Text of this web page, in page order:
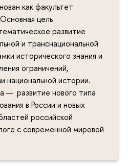
как факультет
цель
развитие
и транснациональной
исторического знания и
ограничений,
национальной истории.
— развитие нового типа
в России и новых
российской
с современной мировой